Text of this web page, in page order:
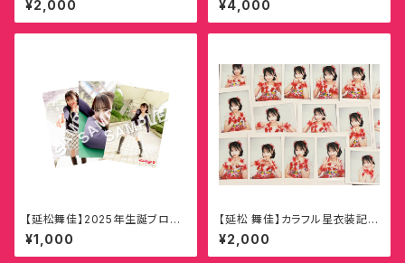
¥2,000 ¥4,000
【延松舞佳】2025年生誕ブロマ
イド（全20種・ランダム3枚1セッ
ト）
¥1,000
【延松 舞佳】カラフル星衣装記念
ランダムチェキ
¥2,000